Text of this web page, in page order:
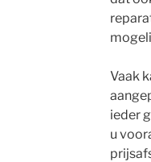
Vaak
ieder
u